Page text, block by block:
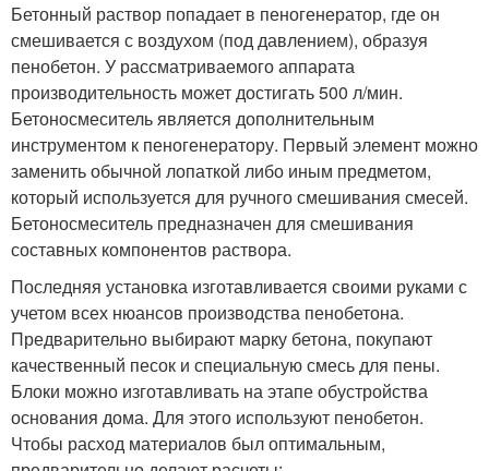
Бетонный раствор попадает в пеногенератор, где он
смешивается с воздухом (под давлением), образуя
пенобетон. У рассматриваемого аппарата
производительность может достигать 500 л/мин.
Бетоносмеситель является дополнительным
инструментом к пеногенератору. Первый элемент можно
заменить обычной лопаткой либо иным предметом,
который используется для ручного смешивания смесей.
Бетоносмеситель предназначен для смешивания
составных компонентов раствора.
Последняя установка изготавливается своими руками с
учетом всех нюансов производства пенобетона.
Предварительно выбирают марку бетона, покупают
качественный песок и специальную смесь для пены.
Блоки можно изготавливать на этапе обустройства
основания дома. Для этого используют пенобетон.
Чтобы расход материалов был оптимальным,